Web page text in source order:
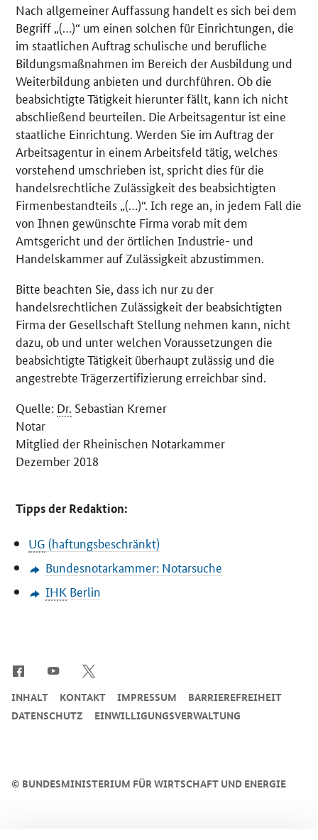
Nach allgemeiner Auffassung handelt es sich bei dem
Begriff „(…)“ um einen solchen für Einrichtungen, die
im staatlichen Auftrag schulische und berufliche
Bildungsmaßnahmen im Bereich der Ausbildung und
Weiterbildung anbieten und durchführen. Ob die
beabsichtigte Tätigkeit hierunter fällt, kann ich nicht
abschließend beurteilen. Die Arbeitsagentur ist eine
staatliche Einrichtung. Werden Sie im Auftrag der
Arbeitsagentur in einem Arbeitsfeld tätig, welches
vorstehend umschrieben ist, spricht dies für die
handelsrechtliche Zulässigkeit des beabsichtigten
Firmenbestandteils „(…)“. Ich rege an, in jedem Fall die
von Ihnen gewünschte Firma vorab mit dem
Amtsgericht und der örtlichen Industrie- und
Handelskammer auf Zulässigkeit abzustimmen.
Bitte beachten Sie, dass ich nur zu der
handelsrechtlichen Zulässigkeit der beabsichtigten
Firma der Gesellschaft Stellung nehmen kann, nicht
dazu, ob und unter welchen Voraussetzungen die
beabsichtigte Tätigkeit überhaupt zulässig und die
angestrebte Trägerzertifizierung erreichbar sind.
Quelle: Dr. Sebastian Kremer
Notar
Mitglied der Rheinischen Notarkammer
Dezember 2018
Tipps der Redaktion:
UG (haftungsbeschränkt)
Bundesnotarkammer: Notarsuche
IHK Berlin
© BUNDESMINISTERIUM FÜR WIRTSCHAFT UND ENERGIE
INHALT KONTAKT IMPRESSUM
BARRIEREFREIHEIT
DATENSCHUTZ
EINWILLIGUNGSVERWALTUNG